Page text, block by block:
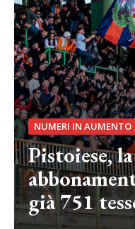
NUMERI IN AUMENTO
Pistoiese,
già 751